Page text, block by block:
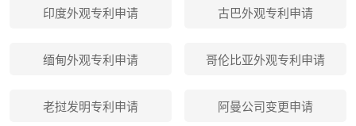
印度外观专利申请 古巴外观专利申请
缅甸外观专利申请 哥伦比亚外观专利申请
老挝发明专利申请 阿曼公司变更申请